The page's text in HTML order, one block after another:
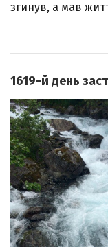
згинув, а мав
1619-й день